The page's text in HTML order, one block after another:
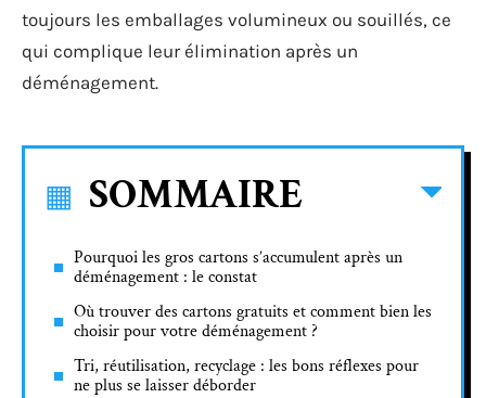
toujours les emballages volumineux ou souillés, ce
qui complique leur élimination après un
déménagement.
SOMMAIRE
Pourquoi les gros cartons s’accumulent après un
déménagement : le constat
Où trouver des cartons gratuits et comment bien les
choisir pour votre déménagement ?
Tri, réutilisation, recyclage : les bons réflexes pour
ne plus se laisser déborder